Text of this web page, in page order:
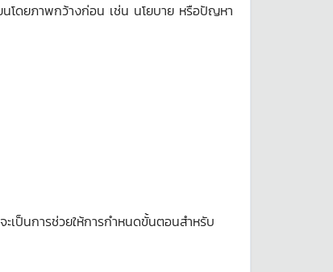
นโดยภาพกว้างก่อน เช่น นโยบาย หรือปัญหา
นการช่วยให้การกำหนดขั้นตอนสำหรับ